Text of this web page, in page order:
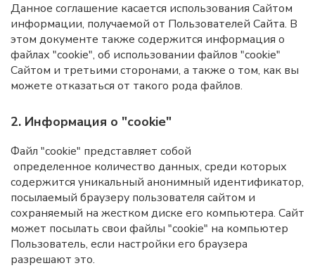
Данное соглашение касается использования Сайтом
информации, получаемой от Пользователей Сайта. В
этом документе также содержится информация о
файлах "cookie", об использовании файлов "cookie"
Сайтом и третьими сторонами, а также о том, как вы
можете отказаться от такого рода файлов.
2. Информация о "cookie"
Файл "cookie" представляет собой
определенное количество данных, среди которых
содержится уникальный анонимный идентификатор,
посылаемый браузеру пользователя сайтом и
сохраняемый на жестком диске его компьютера. Сайт
может посылать свои файлы "cookie" на компьютер
Пользователь, если настройки его браузера
разрешают это.